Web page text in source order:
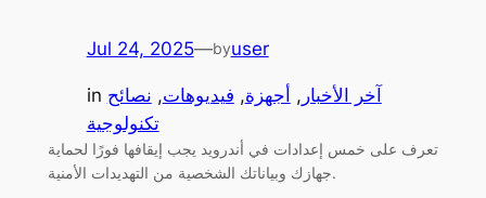
Jul 24, 2025—byuser
in آخر الأخبار , أجهزة, فيديوهات, نصائح
تكنولوجية
تعرف على خمس إعدادات في أندرويد يجب إيقافها فورًا لحماية
جهازك وبياناتك الشخصية من التهديدات الأمنية.